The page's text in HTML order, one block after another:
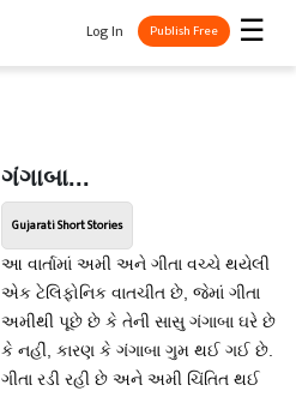
☰
Log In Publish Free
ગંગાબા...
Gujarati Short Stories
આ વાર્તામાં અમી અને ગીતા વચ્ચે થયેલી
એક ટેલિફોનિક વાતચીત છે, જેમાં ગીતા
અમીથી પૂછે છે કે તેની સાસુ ગંગાબા ઘરે છે
કે નહીં, કારણ કે ગંગાબા ગુમ થઈ ગઈ છે.
ગીતા રડી રહી છે અને અમી ચિંતિત થઈ